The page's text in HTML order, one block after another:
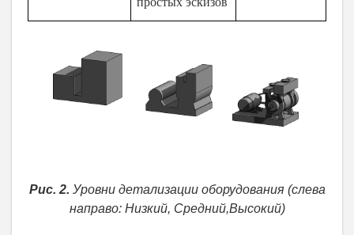
Рис. 2. Уровни детализации оборудования (слева
направо: Низкий, Средний,Высокий)